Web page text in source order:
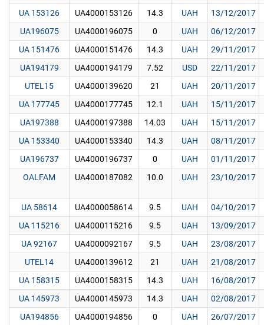
UA 153126
UA4000153126 14.3 UAH
13/12/2017
UA196075
UA4000196075 0 UAH
06/12/2017
UA 151476
UA4000151476 14.3 UAH
29/11/2017
UA194179
UA4000194179 7.52 USD
22/11/2017
UTEL15
UA4000139620 21 UAH
20/11/2017
UA 177745
UA4000177745 12.1 UAH
15/11/2017
UA197388
UA4000197388 14.03 UAH
15/11/2017
UA 153340
UA4000153340 14.3 UAH
08/11/2017
UA196737
UA4000196737 0 UAH
01/11/2017
OALFAM
UA4000187082 10.0 UAH 23/10/2017
UA 58614 UA4000058614 9.5 UAH
04/10/2017
UA 115216
UA4000115216 9.5 UAH
13/09/2017
UA 92167
UA4000092167 9.5 UAH
23/08/2017
UTEL14
UA4000139612 21 UAH
21/08/2017
UA 158315
UA4000158315 14.3 UAH
16/08/2017
UA 145973
UA4000145973 14.3 UAH
02/08/2017
UA194856
UA4000194856 0 UAH 26/07/2017